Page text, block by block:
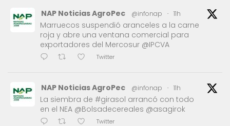
NAP Noticias AgroPec @infonap · 11h
Marruecos suspendió aranceles a la carne
roja y abre una ventana comercial para
exportadores del Mercosur @IPCVA
Twitter
NAP Noticias AgroPec @infonap · 11h
La siembra de #girasol arrancó con todo
en el NEA @Bolsadecereales @asagirok
Twitter